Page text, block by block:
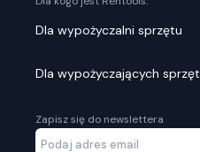
Dla wypożyczalni sprzętu
Dla wypożyczających sprzęt
Zapisz się do newslettera